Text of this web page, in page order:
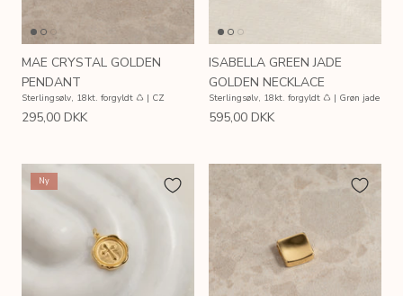
MAE CRYSTAL GOLDEN
PENDANT
Sterlingsølv, 18kt. forgyldt ♺ | CZ
295,00 DKK
ISABELLA GREEN JADE
GOLDEN NECKLACE
Sterlingsølv, 18kt. forgyldt ♺ | Grøn jade
595,00 DKK
Ny